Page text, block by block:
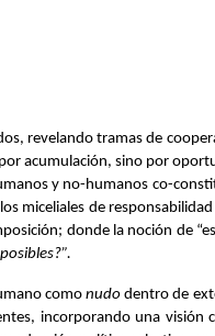
revelando tramas de
acumulación, sino por
y no-humanos co-
miceliales de
donde la noción de
como nudo dentro de
incorporando una visión